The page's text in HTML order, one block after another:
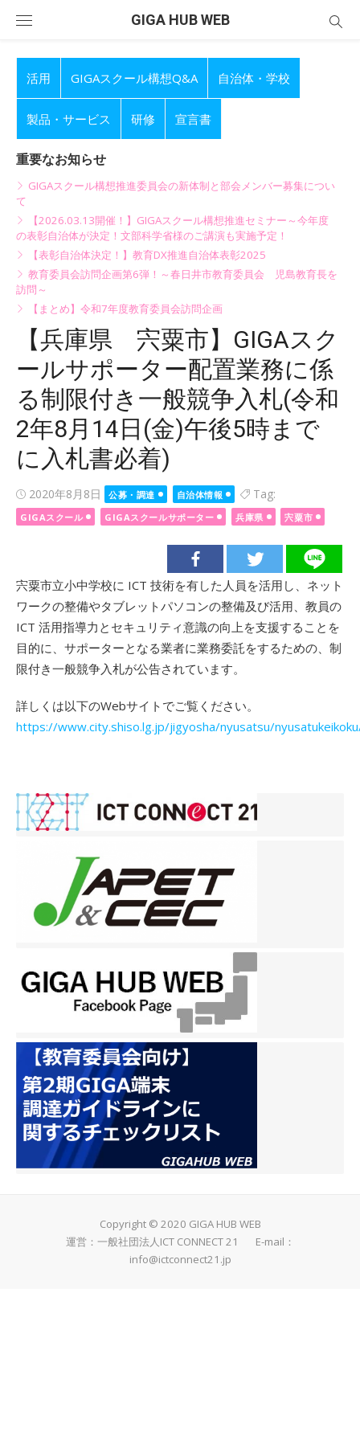
GIGA HUB WEB
活用 GIGAスクール構想Q&A 自治体・学校
製品・サービス 研修 宣言書
重要なお知らせ
GIGAスクール構想推進委員会の新体制と部会メンバー募集につい
て
【2026.03.13開催！】GIGAスクール構想推進セミナー～今年度
の表彰自治体が決定！文部科学省様のご講演も実施予定！
【表彰自治体決定！】教育DX推進自治体表彰2025
教育委員会訪問企画第6弾！～春日井市教育委員会 児島教育長を
訪問～
【まとめ】令和7年度教育委員会訪問企画
【兵庫県 宍粟市】GIGAスク
ールサポーター配置業務に係
る制限付き一般競争入札(令和
2年8月14日(金)午後5時まで
に入札書必着)
Posted
on
2020年8月8日 公募・調達 自治体情報 Tag:
GIGAスクール GIGAスクールサポーター 兵庫県 宍粟市
宍粟市立小中学校に ICT 技術を有した人員を活用し、ネット
ワークの整備やタブレットパソコンの整備及び活用、教員の
ICT 活用指導力とセキュリティ意識の向上を支援することを
目的に、サポーターとなる業者に業務委託をするための、制
限付き一般競争入札が公告されています。
詳しくは以下のWebサイトでご覧ください。
https://www.city.shiso.lg.jp/jigyosha/nyusatsu/
Copyright © 2020 GIGA HUB WEB
運営：一般社団法人ICT CONNECT 21 E-mail：
info@ictconnect21.jp